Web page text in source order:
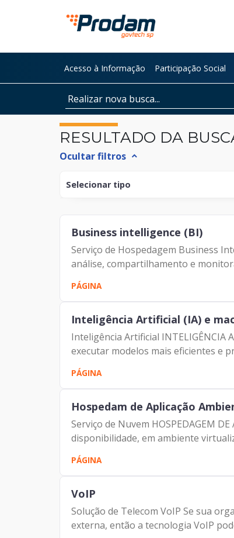
Pular para o Conteúdo principal
Acesso à Informação Participação Social
RESULTADO DA
Ocultar filtros expand_less
Selecionar tipo
Documento
Página
Notícia
Business intelligence (BI)
Serviço de Hospedagem Business
análise, compartilhamento e
PÁGINA
Inteligência Artificial (IA) e
Inteligência Artificial INTELIGÊNCIA
executar modelos mais eficientes e
PÁGINA
Hospedam de Aplicação
Serviço de Nuvem HOSPEDAGEM
disponibilidade, em ambiente
PÁGINA
VoIP
Solução de Telecom VoIP Se sua
externa, então a tecnologia VoIP